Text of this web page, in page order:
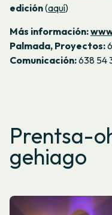
edición(aquí)
Más información:
Palmada, Proyectos:
Comunicación:638 54
Prentsa-
gehiago